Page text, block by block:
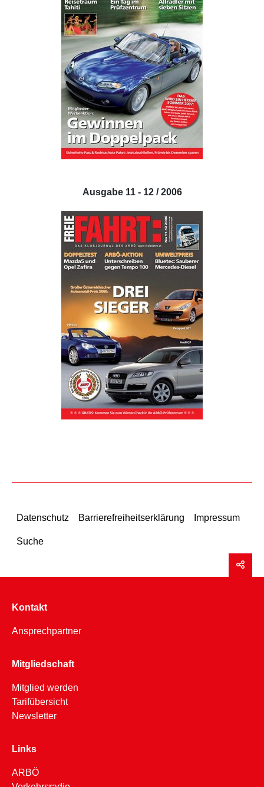
Ausgabe 11 - 12 / 2006
Datenschutz Barrierefreiheitserklärung Impressum
Suche
Kontakt
Ansprechpartner
Mitgliedschaft
Mitglied werden
Tarifübersicht
Newsletter
Links
ARBÖ